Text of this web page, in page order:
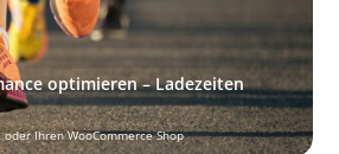
optimieren – Ladezeiten
Ihren WooCommerce Shop